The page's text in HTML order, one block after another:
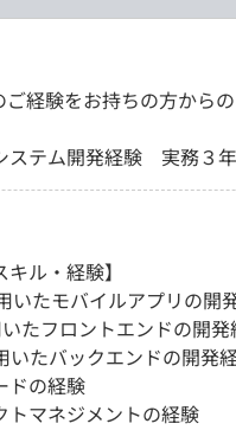
ご経験をお持ちの方から
ステム開発経験 実務３
キル・経験】
いたモバイルアプリの開
いたフロントエンドの開
いたバックエンドの開発
ドの経験
トマネジメントの経験